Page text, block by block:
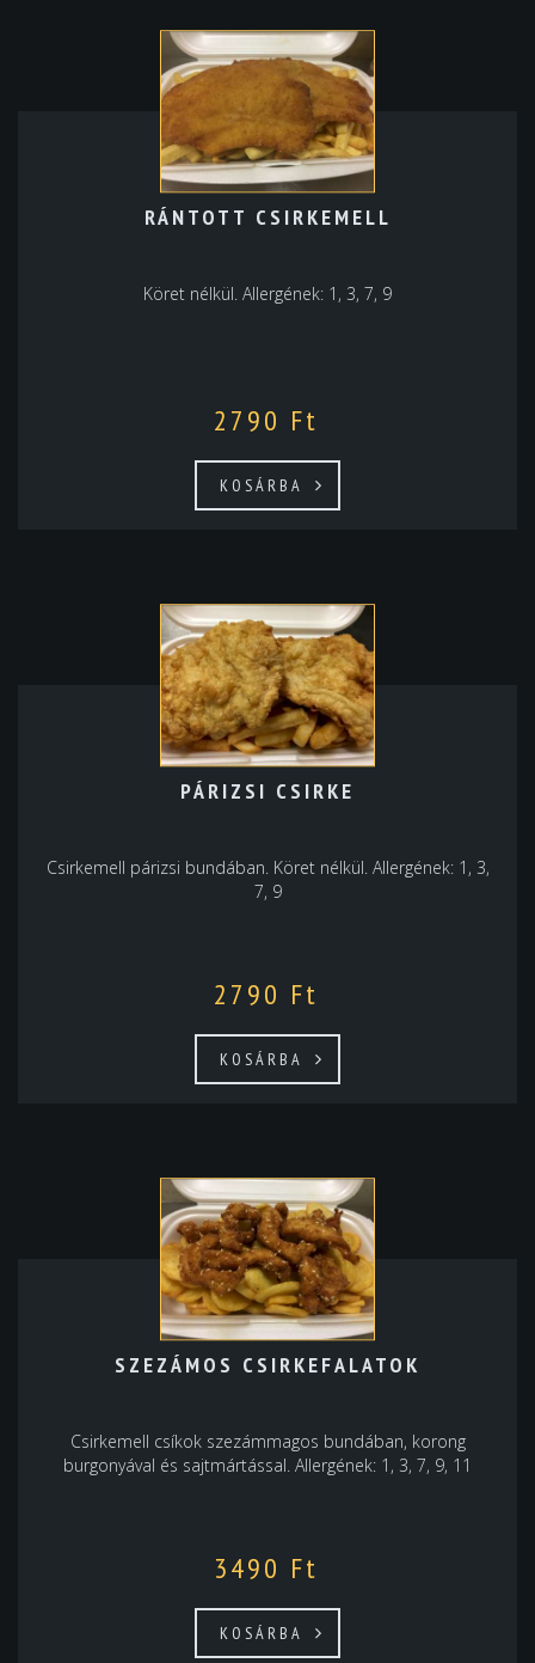
RÁNTOTT CSIRKEMELL
Köret nélkül. Allergének: 1, 3, 7, 9
2790 Ft
KOSÁRBA
PÁRIZSI CSIRKE
Csirkemell párizsi bundában. Köret nélkül. Allergének: 1, 3,
7, 9
2790 Ft
KOSÁRBA
SZEZÁMOS CSIRKEFALATOK
Csirkemell csíkok szezámmagos bundában, korong
burgonyával és sajtmártással. Allergének: 1, 3, 7, 9, 11
3490 Ft
KOSÁRBA